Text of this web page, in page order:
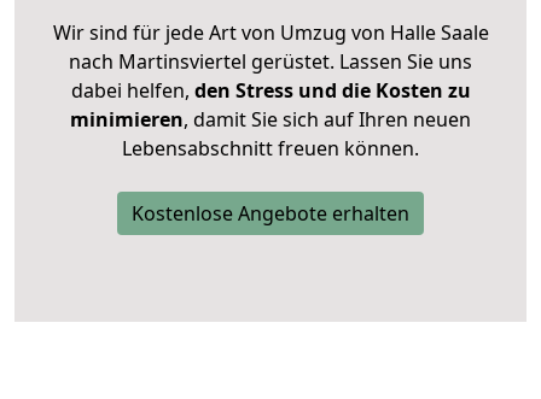
Wir sind für jede Art von Umzug von Halle Saale
nach Martinsviertel gerüstet. Lassen Sie uns
dabei helfen, den Stress und die Kosten zu
minimieren, damit Sie sich auf Ihren neuen
Lebensabschnitt freuen können.
Kostenlose Angebote erhalten